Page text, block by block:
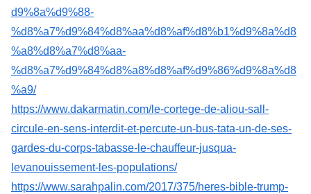
d9%8a%d9%88-
%d8%a7%d9%84%d8%aa%d8%af%d8%b1%d9%8a%d8
%a8%d8%a7%d8%aa-
%d8%a7%d9%84%d8%a8%d8%af%d9%86%d9%8a%d8
%a9/
https://www.dakarmatin.com/le-cortege-de-aliou-sall-
circule-en-sens-interdit-et-percute-un-bus-tata-un-de-ses-
gardes-du-corps-tabasse-le-chauffeur-jusqua-
levanouissement-les-populations/
https://www.sarahpalin.com/2017/375/heres-bible-trump-